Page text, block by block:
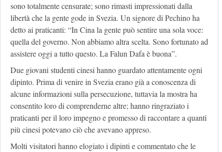
sono totalmente censurate; sono rimasti impressionati dalla
libertà che la gente gode in Svezia. Un signore di Pechino ha
detto ai praticanti: “In Cina la gente può sentire una sola voce:
quella del governo. Non abbiamo altra scelta. Sono fortunato ad
assistere oggi a tutto questo. La Falun Dafa è buona”.
Due giovani studenti cinesi hanno guardato attentamente ogni
dipinto. Prima di venire in Svezia erano già a conoscenza di
alcune informazioni sulla persecuzione, tuttavia la mostra ha
consentito loro di comprenderne altre; hanno ringraziato i
praticanti per il loro impegno e promesso di raccontare a quanti
più cinesi potevano ciò che avevano appreso.
Molti visitatori hanno elogiato i dipinti e commentato che le